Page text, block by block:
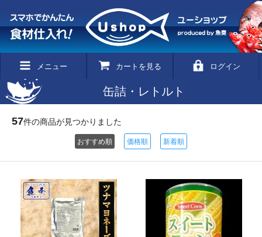
メニュー カートを見る ログイン
缶詰・レトルト
57件の商品が見つかりました
おすすめ順 価格順 新着順